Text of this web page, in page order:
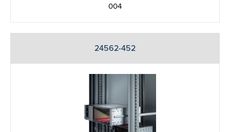
004
24562-452